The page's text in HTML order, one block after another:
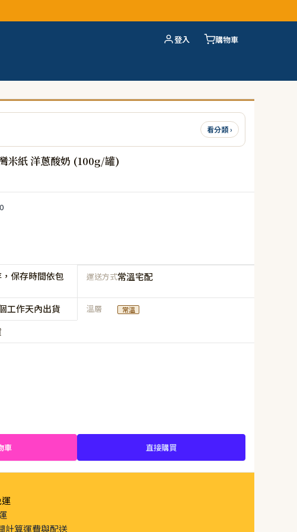
登入 購物車
看分類 ›
米紙 洋蔥酸奶 (100g/罐)
保存時間依包
運送方式常溫宅配
工作天內出貨 溫層 常溫
車 直接購買
計算運費與配送